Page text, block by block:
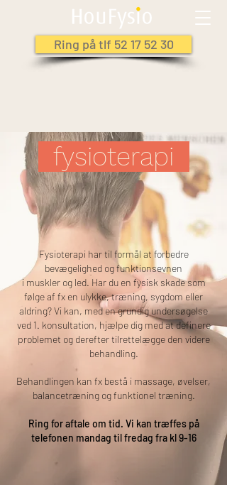
Ring på tlf 52 17 52 30
fysioterapi
Fysioterapi har til formål at forbedre
bevægelighed og funktionsevnen
i muskler og led. Har du en fysisk skade som
følge af fx en ulykke, træning, sygdom eller
aldring? Vi kan, med en grundig undersøgelse
ved 1. konsultation, hjælpe dig med at definere
problemet og derefter tilrettelægge den videre
behandling.
Behandlingen kan fx bestå i massage, øvelser,
balancetræning og funktionel træning.
Ring for aftale om tid. Vi kan træffes på
telefonen mandag til fredag fra kl 9-16